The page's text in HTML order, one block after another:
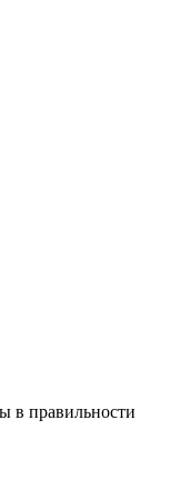
в правильности